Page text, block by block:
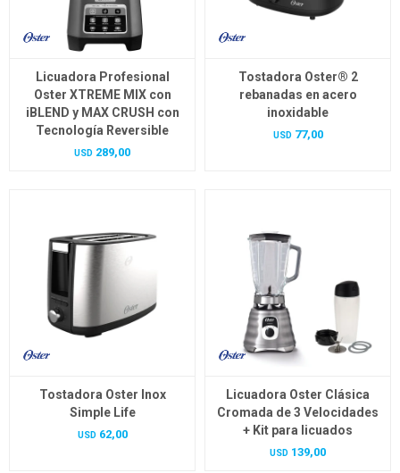
Licuadora Profesional
Oster XTREME MIX con
iBLEND y MAX CRUSH con
Tecnología Reversible
USD 289,00
Tostadora Oster® 2
rebanadas en acero
inoxidable
USD 77,00
Tostadora Oster Inox
Simple Life
USD 62,00
Licuadora Oster Clásica
Cromada de 3 Velocidades
+ Kit para licuados
USD 139,00